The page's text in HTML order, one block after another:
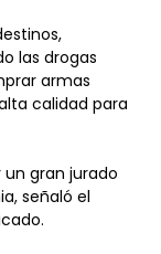
las drogas
armas
calidad para
gran jurado
señaló el